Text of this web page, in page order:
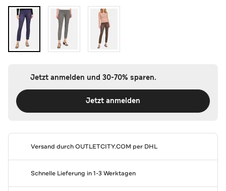
Jetzt anmelden und 30-70% sparen.
Jetzt anmelden
Versand durchOUTLETCITY.COM per DHL
Schnelle Lieferung in 1-3 Werktagen